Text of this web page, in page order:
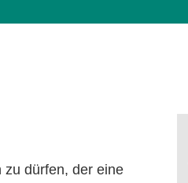
zu dürfen, der eine